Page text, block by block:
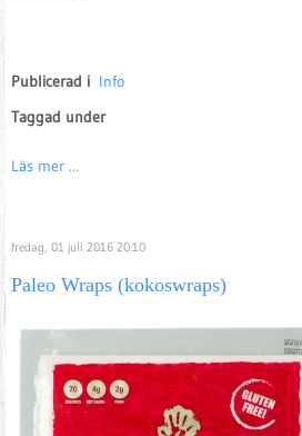
Publicerad i Info
Taggad under
Läs mer ...
fredag, 01 juli 2016 20:10
Paleo Wraps (kokoswraps)